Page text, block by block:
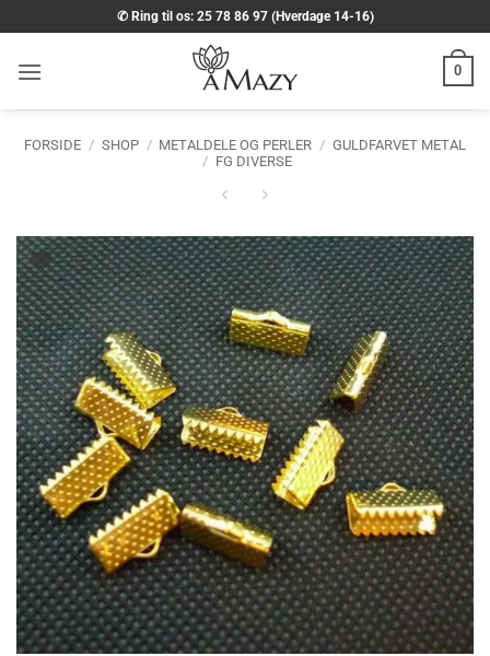
til
indhold
✆ Ring til os: 25 78 86 97 (Hverdage 14-16)
0
FORSIDE / SHOP / METALDELE OG PERLER / GULDFARVET METAL
/ FG DIVERSE